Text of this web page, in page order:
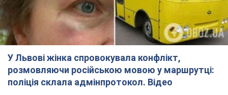
У Львові жінка спровокувала конфлікт,
розмовляючи російською мовою у маршрутці:
поліція склала адмінпротокол. Відео